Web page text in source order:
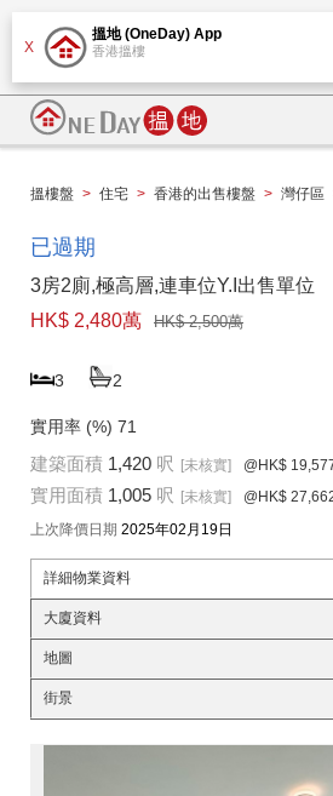
X
搵地 (OneDay) App
香港搵樓
搵樓盤 > 住宅 > 香港的出售樓盤 > 灣仔區
已過期
3房2廁,極高層,連車位Y.I出售單位
HK$ 2,480萬
HK$ 2,500萬
3 2
實用率 (%) 71
建築面積 1,420 呎 [未核實] @HK$
實用面積 1,005 呎 [未核實] @HK$
上次降價日期 2025年02月19日
詳細物業資料
大廈資料
地圖
街景